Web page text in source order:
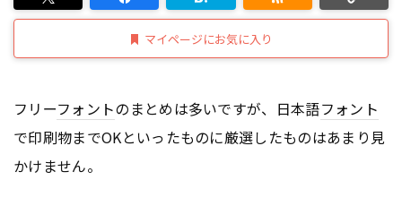
マイページにお気に入り
フリーフォントのまとめは多いですが、日本語フォント
で印刷物までOKといったものに厳選したものはあまり見
かけません。